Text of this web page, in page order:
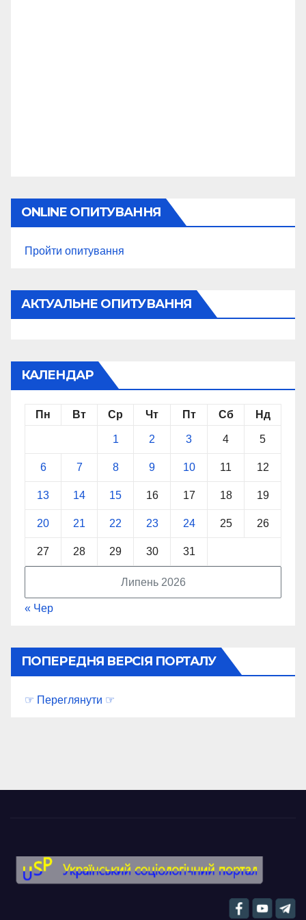
ONLINE ОПИТУВАННЯ
Пройти опитування
АКТУАЛЬНЕ ОПИТУВАННЯ
КАЛЕНДАР
Липень 2026
Пн Вт Ср Чт Пт Сб Нд
1 2 3 4 5
6 7 8 9 10 11 12
13 14 15 16 17 18 19
20 21 22 23 24 25 26
27 28 29 30 31
« Чер
ПОПЕРЕДНЯ ВЕРСІЯ ПОРТАЛУ
☞ Переглянути ☞